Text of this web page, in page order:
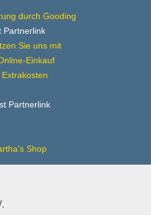
Partnerlink
Sie uns mit
Einkauf
Partnerlink